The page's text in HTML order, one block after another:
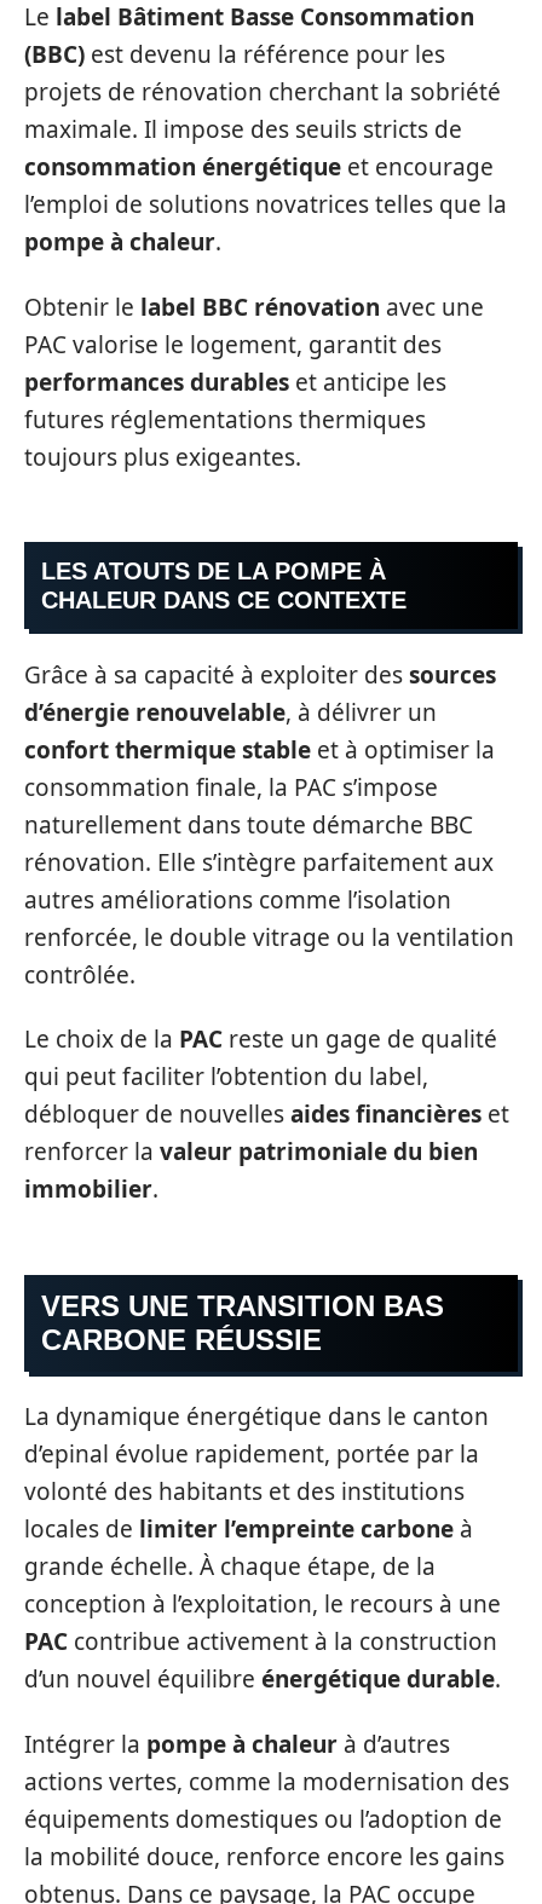
Le label Bâtiment Basse Consommation
(BBC) est devenu la référence pour les
projets de rénovation cherchant la sobriété
maximale. Il impose des seuils stricts de
consommation énergétique et encourage
l’emploi de solutions novatrices telles que la
pompe à chaleur.
Obtenir le label BBC rénovation avec une
PAC valorise le logement, garantit des
performances durables et anticipe les
futures réglementations thermiques
toujours plus exigeantes.
LES ATOUTS DE LA POMPE À
CHALEUR DANS CE CONTEXTE
Grâce à sa capacité à exploiter dessources
d’énergie renouvelable, à délivrer un
confort thermique stable et à optimiser la
consommation finale, la PAC s’impose
naturellement dans toute démarche BBC
rénovation. Elle s’intègre parfaitement aux
autres améliorations comme l’isolation
renforcée, le double vitrage ou la ventilation
contrôlée.
Le choix de la PAC reste un gage de qualité
qui peut faciliter l’obtention du label,
débloquer de nouvellesaides financières et
renforcer la valeur patrimoniale du bien
immobilier.
VERS UNE TRANSITION BAS
CARBONE RÉUSSIE
La dynamique énergétique dans le canton
d’epinal évolue rapidement, portée par la
volonté des habitants et des institutions
locales de limiter l’empreinte carbone à
grande échelle. À chaque étape, de la
conception à l’exploitation, le recours à une
PAC contribue activement à la construction
d’un nouvel équilibre énergétique durable.
Intégrer la pompe à chaleur à d’autres
actions vertes, comme la modernisation des
équipements domestiques ou l’adoption de
la mobilité douce, renforce encore les gains
obtenus. Dans ce paysage, la PAC occupe